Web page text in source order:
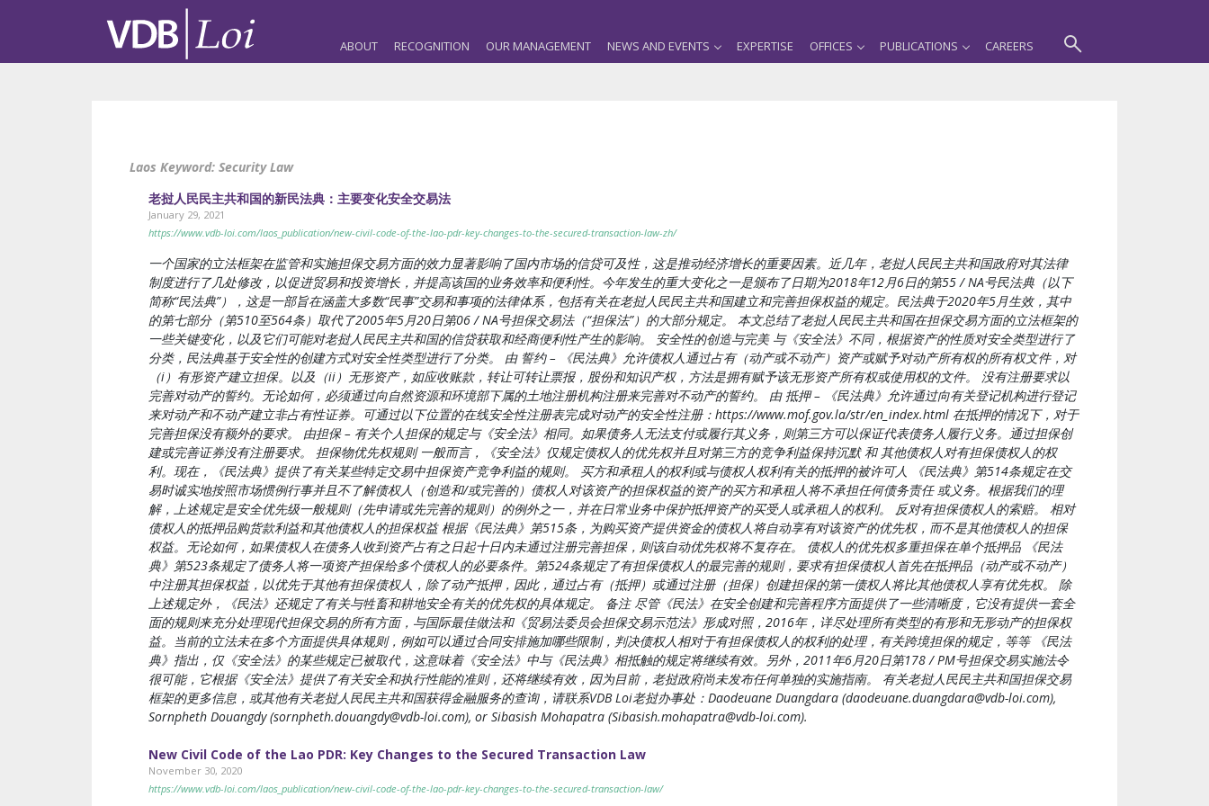
ABOUT RECOGNITION OUR MANAGEMENT NEWS AND EVENTS EXPERTISE OFFICES PUBLICATIONS CAREERS
Laos Keyword: Security Law
老挝人民民主共和国的新民法典：主要变化安全交易法
January 29, 2021
https://www.vdb-loi.com/laos_publication/new-civil-code-of-the-lao-pdr-key-changes-to-the-secured-transaction-law-zh/
一个国家的立法框架在监管和实施担保交易方面的效力显著影响了国内市场的信贷可及性，这是推动经济增长的重要因素。近几年，老挝人民民主共和国政府对其法律
制度进行了几处修改，以促进贸易和投资增长，并提高该国的业务效率和便利性。今年发生的重大变化之一是颁布了日期为2018年12月6日的第55 / NA号民法典（以下
简称“民法典”），这是一部旨在涵盖大多数“民事”交易和事项的法律体系，包括有关在老挝人民民主共和国建立和完善担保权益的规定。民法典于2020年5月生效，其中
的第七部分（第510至564条）取代了2005年5月20日第06 / NA号担保交易法（“担保法”）的大部分规定。 本文总结了老挝人民民主共和国在担保交易方面的立法框架的
一些关键变化，以及它们可能对老挝人民民主共和国的信贷获取和经商便利性产生的影响。 安全性的创造与完美 与《安全法》不同，根据资产的性质对安全类型进行了
分类，民法典基于安全性的创建方式对安全性类型进行了分类。 由 誓约 – 《民法典》允许债权人通过占有（动产或不动产）资产或赋予对动产所有权的所有权文件，对
（i）有形资产建立担保。以及（ii）无形资产，如应收账款，转让可转让票报，股份和知识产权，方法是拥有赋予该无形资产所有权或使用权的文件。 没有注册要求以
完善对动产的誓约。无论如何，必须通过向自然资源和环境部下属的土地注册机构注册来完善对不动产的誓约。 由 抵押 – 《民法典》允许通过向有关登记机构进行登记
来对动产和不动产建立非占有性证券。可通过以下位置的在线安全性注册表完成对动产的安全性注册：https://www.mof.gov.la/str/en_index.html 在抵押的情况下，对于
完善担保没有额外的要求。 由担保 – 有关个人担保的规定与《安全法》相同。如果债务人无法支付或履行其义务，则第三方可以保证代表债务人履行义务。通过担保创
建或完善证券没有注册要求。 担保物优先权规则 一般而言，《安全法》仅规定债权人的优先权并且对第三方的竞争利益保持沉默 和 其他债权人对有担保债权人的权
利。现在，《民法典》提供了有关某些特定交易中担保资产竞争利益的规则。 买方和承租人的权利或与债权人权利有关的抵押的被许可人 《民法典》第514条规定在交
易时诚实地按照市场惯例行事并且不了解债权人（创造和/或完善的）债权人对该资产的担保权益的资产的买方和承租人将不承担任何债务责任 或义务。根据我们的理
解，上述规定是安全优先级一般规则（先申请或先完善的规则）的例外之一，并在日常业务中保护抵押资产的买受人或承租人的权利。 反对有担保债权人的索赔。 相对
债权人的抵押品购货款利益和其他债权人的担保权益 根据《民法典》第515条，为购买资产提供资金的债权人将自动享有对该资产的优先权，而不是其他债权人的担保
权益。无论如何，如果债权人在债务人收到资产占有之日起十日内未通过注册完善担保，则该自动优先权将不复存在。 债权人的优先权多重担保在单个抵押品 《民法
典》第523条规定了债务人将一项资产担保给多个债权人的必要条件。第524条规定了有担保债权人的最完善的规则，要求有担保债权人首先在抵押品（动产或不动产）
中注册其担保权益，以优先于其他有担保债权人，除了动产抵押，因此，通过占有（抵押）或通过注册（担保）创建担保的第一债权人将比其他债权人享有优先权。 除
上述规定外，《民法》还规定了有关与牲畜和耕地安全有关的优先权的具体规定。 备注 尽管《民法》在安全创建和完善程序方面提供了一些清晰度，它没有提供一套全
面的规则来充分处理现代担保交易的所有方面，与国际最佳做法和《贸易法委员会担保交易示范法》形成对照，2016年，详尽处理所有类型的有形和无形动产的担保权
益。当前的立法未在多个方面提供具体规则，例如可以通过合同安排施加哪些限制，判决债权人相对于有担保债权人的权利的处理，有关跨境担保的规定，等等 《民法
典》指出，仅《安全法》的某些规定已被取代，这意味着《安全法》中与《民法典》相抵触的规定将继续有效。另外，2011年6月20日第178 / PM号担保交易实施法令
很可能，它根据《安全法》提供了有关安全和执行性能的准则，还将继续有效，因为目前，老挝政府尚未发布任何单独的实施指南。 有关老挝人民民主共和国担保交易
框架的更多信息，或其他有关老挝人民民主共和国获得金融服务的查询，请联系VDB Loi老挝办事处：Daodeuane Duangdara (daodeuane.duangdara@vdb-loi.com),
Sornpheth Douangdy (sornpheth.douangdy@vdb-loi.com), or Sibasish Mohapatra (Sibasish.mohapatra@vdb-loi.com).
New Civil Code of the Lao PDR: Key Changes to the Secured Transaction Law
November 30, 2020
https://www.vdb-loi.com/laos_publication/new-civil-code-of-the-lao-pdr-key-changes-to-the-secured-transaction-law/